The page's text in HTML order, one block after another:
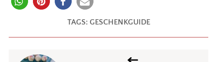
TAGS: GESCHENKGUIDE